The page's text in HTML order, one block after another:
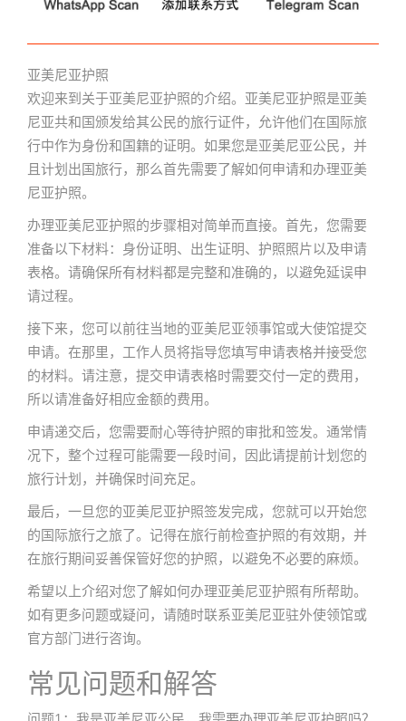
亚美尼亚护照
欢迎来到关于亚美尼亚护照的介绍。亚美尼亚护照是亚美
尼亚共和国颁发给其公民的旅行证件，允许他们在国际旅
行中作为身份和国籍的证明。如果您是亚美尼亚公民，并
且计划出国旅行，那么首先需要了解如何申请和办理亚美
尼亚护照。
办理亚美尼亚护照的步骤相对简单而直接。首先，您需要
准备以下材料：身份证明、出生证明、护照照片以及申请
表格。请确保所有材料都是完整和准确的，以避免延误申
请过程。
接下来，您可以前往当地的亚美尼亚领事馆或大使馆提交
申请。在那里，工作人员将指导您填写申请表格并接受您
的材料。请注意，提交申请表格时需要交付一定的费用，
所以请准备好相应金额的费用。
申请递交后，您需要耐心等待护照的审批和签发。通常情
况下，整个过程可能需要一段时间，因此请提前计划您的
旅行计划，并确保时间充足。
最后，一旦您的亚美尼亚护照签发完成，您就可以开始您
的国际旅行之旅了。记得在旅行前检查护照的有效期，并
在旅行期间妥善保管好您的护照，以避免不必要的麻烦。
希望以上介绍对您了解如何办理亚美尼亚护照有所帮助。
如有更多问题或疑问，请随时联系亚美尼亚驻外使领馆或
官方部门进行咨询。
常见问题和解答